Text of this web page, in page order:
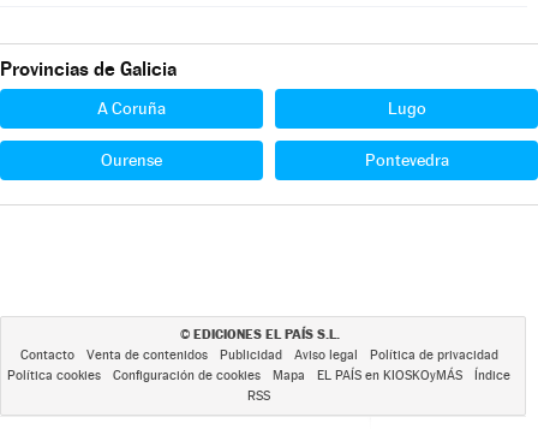
Provincias de Galicia
A Coruña Lugo
Ourense Pontevedra
© EDICIONES EL PAÍS S.L.
Contacto Venta de contenidos Publicidad Aviso legal
Política de privacidad
Política cookies
Configuración de cookies Mapa EL PAÍS en KIOSKOyMÁS
Índice
RSS